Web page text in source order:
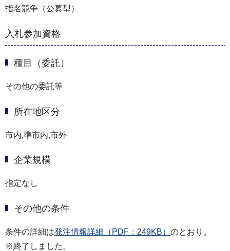
指名競争（公募型）
入札参加資格
種目（委託）
その他の委託等
所在地区分
市内,準市内,市外
企業規模
指定なし
その他の条件
条件の詳細は発注情報詳細（PDF：249KB） のとおり。
※終了しました。